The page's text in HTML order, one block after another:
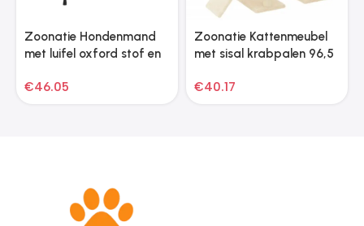
Zoonatie Hondenmand
met luifel oxford stof en
€46.05
Zoonatie Kattenmeubel
met sisal krabpalen 96,5
€40.17